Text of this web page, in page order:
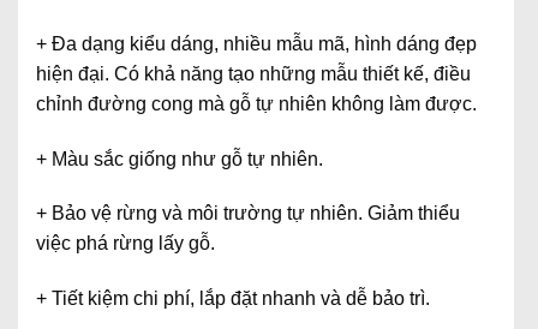
+ Đa dạng kiểu dáng, nhiều mẫu mã, hình dáng đẹp
hiện đại. Có khả năng tạo những mẫu thiết kế, điều
chỉnh đường cong mà gỗ tự nhiên không làm được.
+ Màu sắc giống như gỗ tự nhiên.
+ Bảo vệ rừng và môi trường tự nhiên. Giảm thiểu
việc phá rừng lấy gỗ.
+ Tiết kiệm chi phí, lắp đặt nhanh và dễ bảo trì.